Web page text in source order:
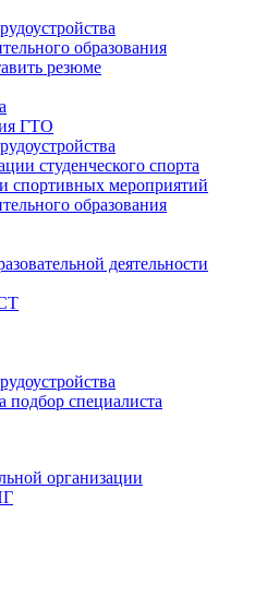
образования
резюме
ГТО
студенческого спорта
спортивных мероприятий
образования
деятельности
подбор специалиста
организации